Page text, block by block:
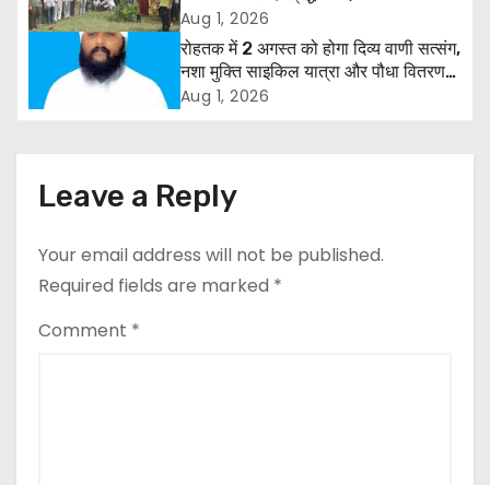
i
g
o
और राजपत्रित अवकाश बहाल करने की उठी
मांग
Aug 1, 2026
रोहतक में 2 अगस्त को होगा दिव्य वाणी सत्संग,
नशा मुक्ति साइकिल यात्रा और पौधा वितरण
कार्यक्रम
Aug 1, 2026
Leave a Reply
Your email address will not be published.
Required fields are marked *
Comment *